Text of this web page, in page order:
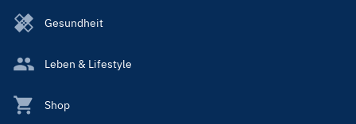
Gesundheit
Leben & Lifestyle
Shop